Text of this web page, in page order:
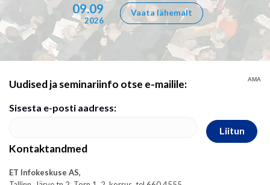
09.09
2026
Vaata lähemalt
Uudised ja seminariinfo otse e-mailile:
Sisesta e-posti aadress:
Liitun
Kontaktandmed
ET Infokeskuse AS,
AMA